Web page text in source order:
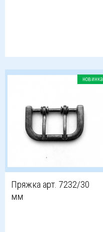
новинка
Пряжка арт. 7232/30
мм